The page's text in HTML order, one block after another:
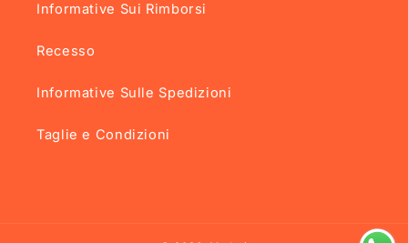
Informative Sui Rimborsi
Recesso
Informative Sulle Spedizioni
Taglie e Condizioni